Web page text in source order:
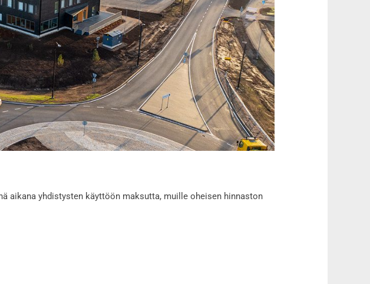
aikana yhdistysten käyttöön maksutta, muille oheisen hinnaston